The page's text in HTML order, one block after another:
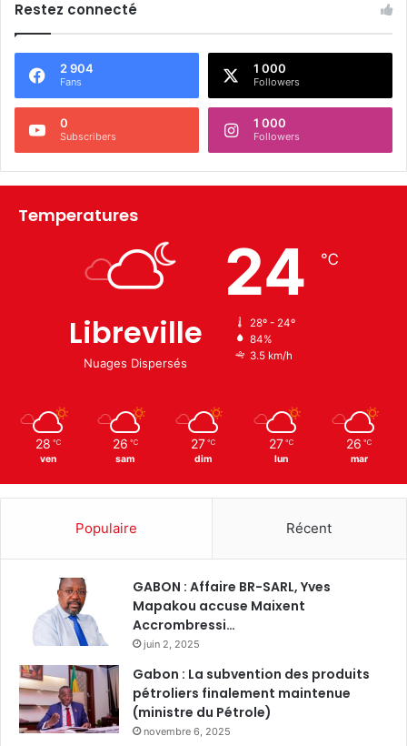
Restez connecté
2 904
Fans
1 000
Followers
0
Subscribers
1 000
Followers
Temperatures
Libreville
Nuages Dispersés
24 ℃
28º - 24º
84%
3.5 km/h
28 ℃
ven
26 ℃
sam
27 ℃
dim
27 ℃
lun
26 ℃
mar
Populaire Récent
GABON : Affaire BR-SARL, Yves
Mapakou accuse Maixent
Accrombressi…
juin 2, 2025
Gabon : La subvention des produits
pétroliers finalement maintenue
(ministre du Pétrole)
novembre 6, 2025